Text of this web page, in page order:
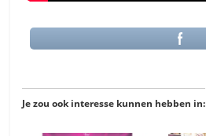
Je zou ook interesse kunnen hebben in: